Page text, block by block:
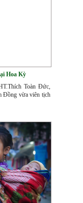
Hoa Kỳ
Toàn Đức,
Đồng vừa viên tịch